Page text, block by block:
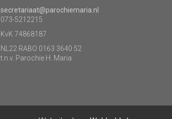
secretariaat@parochiemaria.nl
073-5212215
KvK 74868187
NL22 RABO 0163 3640 52
t.n.v. Parochie H. Maria